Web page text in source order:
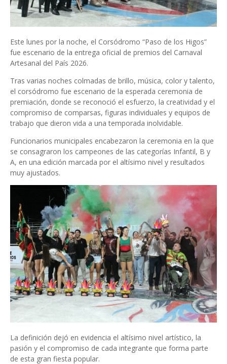
Este lunes por la noche, el Corsódromo “Paso de los Higos”
fue escenario de la entrega oficial de premios del Carnaval
Artesanal del País 2026.
Tras varias noches colmadas de brillo, música, color y talento,
el corsódromo fue escenario de la esperada ceremonia de
premiación, donde se reconoció el esfuerzo, la creatividad y el
compromiso de comparsas, figuras individuales y equipos de
trabajo que dieron vida a una temporada inolvidable.
Funcionarios municipales encabezaron la ceremonia en la que
se consagraron los campeones de las categorías Infantil, B y
A, en una edición marcada por el altísimo nivel y resultados
muy ajustados.
La definición dejó en evidencia el altísimo nivel artístico, la
pasión y el compromiso de cada integrante que forma parte
de esta gran fiesta popular.